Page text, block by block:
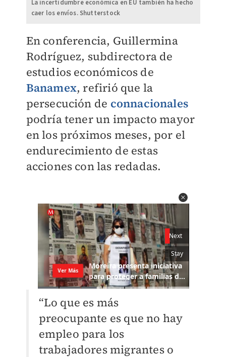
La incertidumbre económica en EU también ha hecho
caer los envíos. Shutterstock
En conferencia, Guillermina
Rodríguez, subdirectora de
estudios económicos de
Banamex, refirió que la
persecución de connacionales
podría tener un impacto mayor
en los próximos meses, por el
endurecimiento de estas
acciones con las redadas.
“Lo que es más
preocupante es que no hay
empleo para los
trabajadores migrantes o